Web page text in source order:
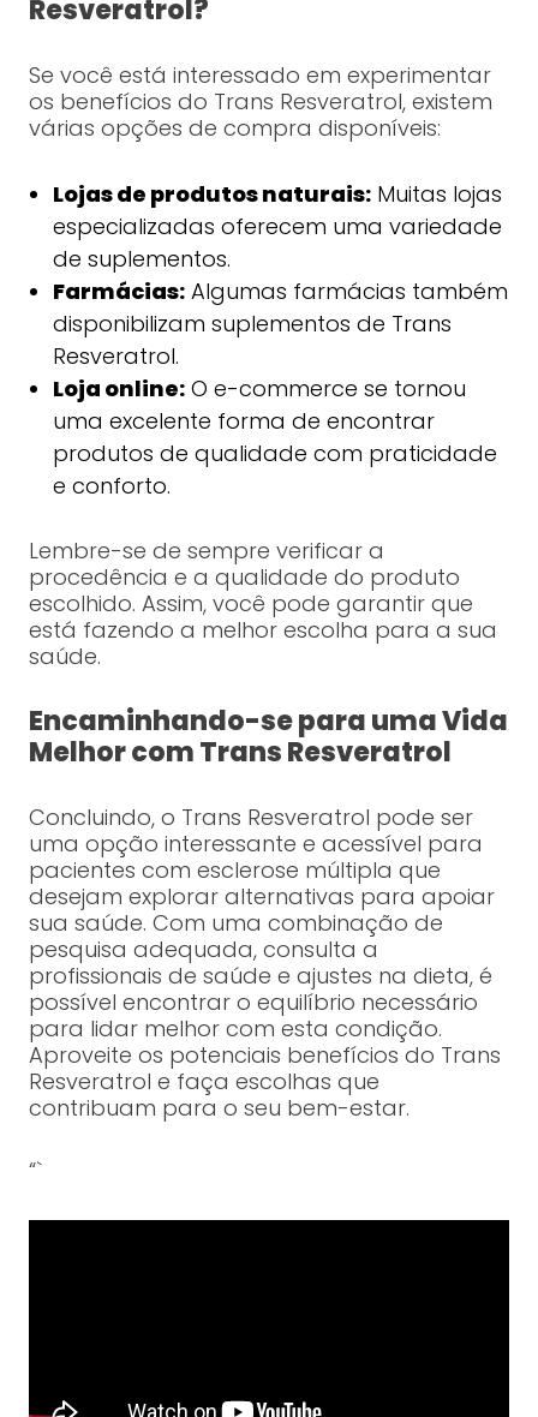
Resveratrol?
Se você está interessado em experimentar
os benefícios do Trans Resveratrol, existem
várias opções de compra disponíveis:
Lojas de produtos naturais:Muitas lojas
especializadas oferecem uma variedade
de suplementos.
Farmácias:Algumas farmácias também
disponibilizam suplementos de Trans
Resveratrol.
Loja online:O e-commerce se tornou
uma excelente forma de encontrar
produtos de qualidade com praticidade
e conforto.
Lembre-se de sempre verificar a
procedência e a qualidade do produto
escolhido. Assim, você pode garantir que
está fazendo a melhor escolha para a sua
saúde.
Encaminhando-se para uma Vida
Melhor com Trans Resveratrol
Concluindo, o Trans Resveratrol pode ser
uma opção interessante e acessível para
pacientes com esclerose múltipla que
desejam explorar alternativas para apoiar
sua saúde. Com uma combinação de
pesquisa adequada, consulta a
profissionais de saúde e ajustes na dieta, é
possível encontrar o equilíbrio necessário
para lidar melhor com esta condição.
Aproveite os potenciais benefícios do Trans
Resveratrol e faça escolhas que
contribuam para o seu bem-estar.
“`